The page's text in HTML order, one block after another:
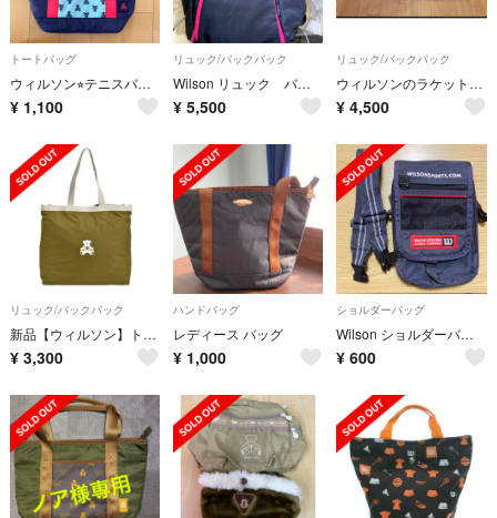
トートバッグ
ウィルソン⭐︎テニスバック⭐︎トートバッグ
¥ 1,100
リュック/バックパック
Wilson リュック バックパック
¥ 5,500
リュック/バックパック
ウィルソンのラケットバッグ
¥ 4,500
リュック/バックパック
新品【ウィルソン】トートバッグ★ラケットバッグ
¥ 3,300
ハンドバッグ
レディース バッグ
¥ 1,000
ショルダーバッグ
Wilson ショルダーバッグ
¥ 600